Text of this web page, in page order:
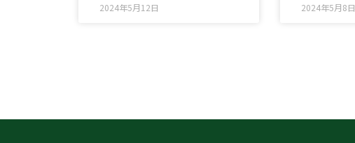
2024年5月12日 2024年5月8日